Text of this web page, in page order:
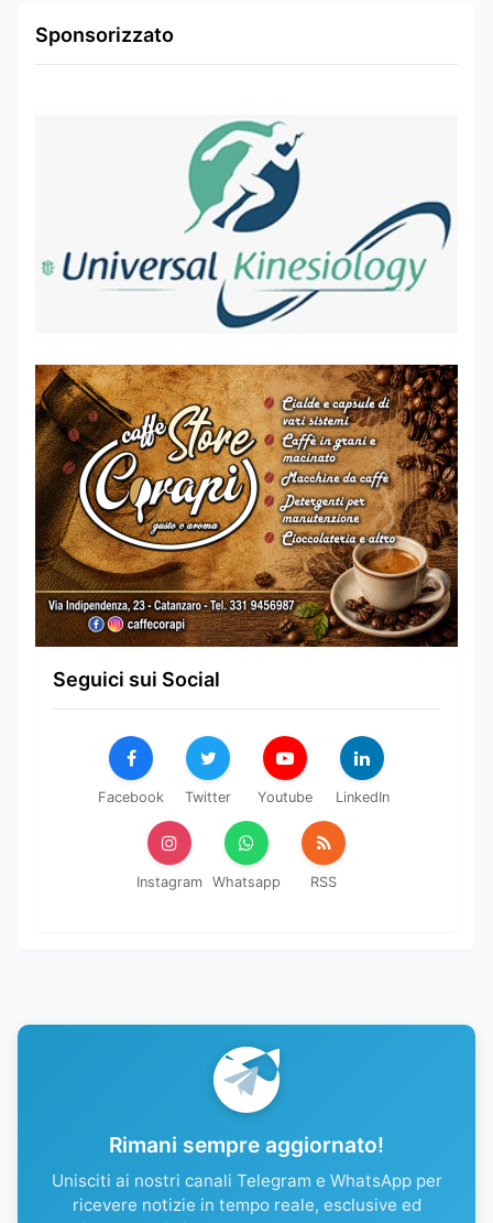
Sponsorizzato
Seguici sui Social
Facebook Twitter Youtube LinkedIn
Instagram Whatsapp RSS
Rimani sempre aggiornato!
Unisciti ai nostri canali Telegram e WhatsApp per
ricevere notizie in tempo reale, esclusive ed